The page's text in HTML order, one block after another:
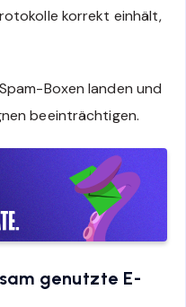
korrekt einhält,
Boxen landen und
beeinträchtigen.
genutzte E-